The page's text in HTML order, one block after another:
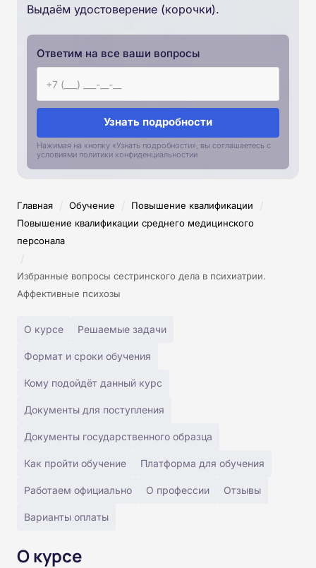
Выдаём удостоверение (корочки).
Ответим на все ваши вопросы
Узнать подробности
Нажимая на кнопку «Узнать подробности», вы соглашаетесь с
условиями политики конфиденциальностии
Главная / Обучение / Повышение квалификации /
Повышение квалификации среднего медицинского
персонала
/
Избранные вопросы сестринского дела в психиатрии.
Аффективные психозы
О курсе Решаемые задачи
Формат и сроки обучения
Кому подойдёт данный курс
Документы для поступления
Документы государственного образца
Как пройти обучение Платформа для обучения
Работаем официально О профессии Отзывы
Варианты оплаты
О курсе